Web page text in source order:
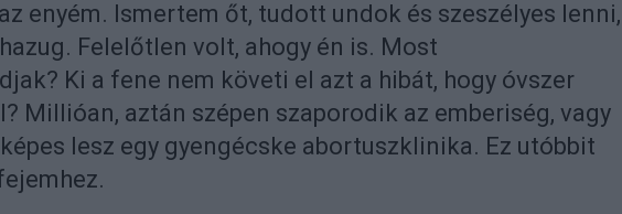
enyém. Ismertem őt, tudott undok és szeszélyes lenni,
Felelőtlen volt, ahogy én is. Most
Ki a fene nem követi el azt a hibát, hogy óvszer
Millióan, aztán szépen szaporodik az emberiség, vagy
lesz egy gyengécske abortuszklinika. Ez utóbbit